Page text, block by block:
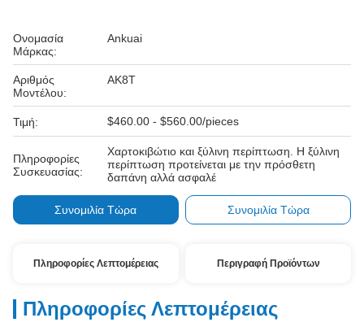
Ονομασία
Μάρκας:
Ankuai
Αριθμός
Μοντέλου:
AK8T
Τιμή: $460.00 - $560.00/pieces
Πληροφορίες
Συσκευασίας:
Χαρτοκιβώτιο και ξύλινη περίπτωση. Η ξύλινη
περίπτωση προτείνεται με την πρόσθετη
δαπάνη αλλά ασφαλέ
Συνομιλία Τώρα Συνομιλία Τώρα
Πληροφορίες Λεπτομέρειας Περιγραφή Προϊόντων
Πληροφορίες Λεπτομέρειας